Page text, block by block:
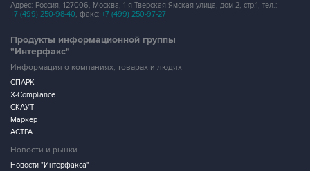
Адрес: Россия, 127006, Москва, 1-я Тверская-Ямская улица, дом 2, стр.1, тел.:
+7 (499) 250-98-40, факс: +7 (499) 250-97-27
Продукты информационной группы
"Интерфакс"
Информация о компаниях, товарах и людях
СПАРК
X-Compliance
СКАУТ
Маркер
АСТРА
Новости и рынки
Новости "Интерфакса"